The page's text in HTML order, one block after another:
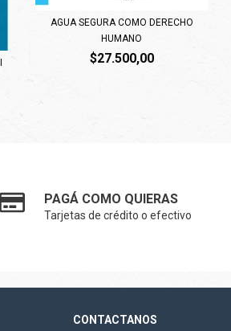
AGUA SEGURA COMO DERECHO
HUMANO
$27.500,00
PAGÁ COMO QUIERAS
Tarjetas de crédito o efectivo
CONTACTANOS